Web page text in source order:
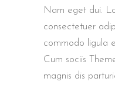
Nam eget dui.
consectetuer
commodo ligula
Cum sociis
magnis dis